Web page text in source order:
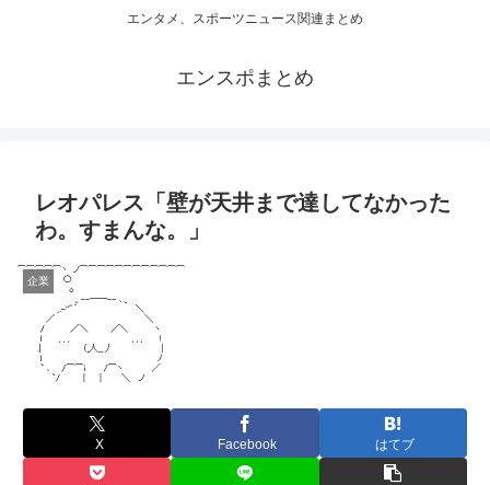
エンタメ、スポーツニュース関連まとめ
エンスポまとめ
レオパレス「壁が天井まで達してなかった
わ。すまんな。」
企業
X Facebook はてブ